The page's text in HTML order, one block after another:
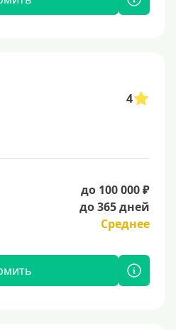
4
до 100 000 ₽
до 365 дней
Среднее